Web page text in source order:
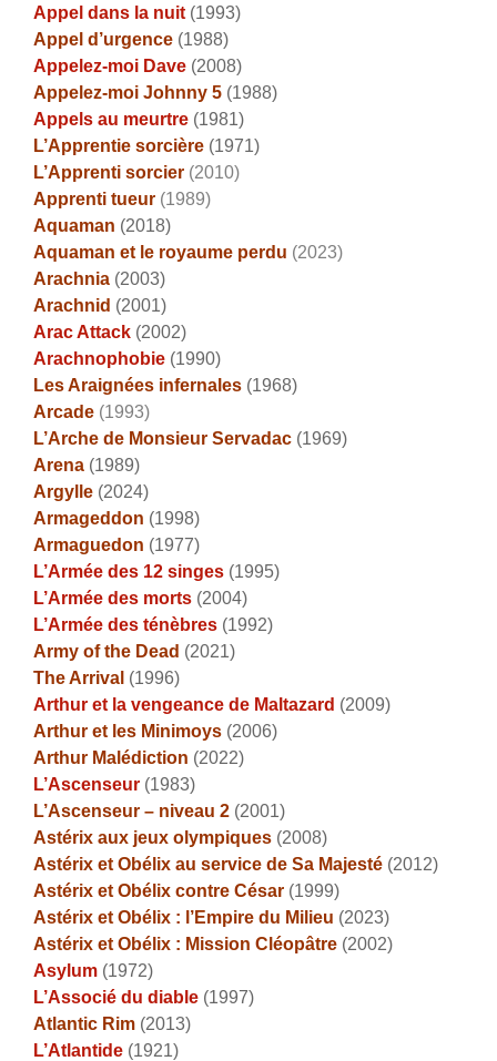
Appel dans la nuit (1993)
Appel d’urgence (1988)
Appelez-moi Dave (2008)
Appelez-moi Johnny 5 (1988)
Appels au meurtre (1981)
L’Apprentie sorcière (1971)
L’Apprenti sorcier (2010)
Apprenti tueur (1989)
Aquaman (2018)
Aquaman et le royaume perdu (2023)
Arachnia (2003)
Arachnid (2001)
Arac Attack (2002)
Arachnophobie (1990)
Les Araignées infernales (1968)
Arcade (1993)
L’Arche de Monsieur Servadac (1969)
Arena (1989)
Argylle (2024)
Armageddon (1998)
Armaguedon (1977)
L’Armée des 12 singes (1995)
L’Armée des morts (2004)
L’Armée des ténèbres (1992)
Army of the Dead (2021)
The Arrival (1996)
Arthur et la vengeance de Maltazard (2009)
Arthur et les Minimoys (2006)
Arthur Malédiction (2022)
L’Ascenseur (1983)
L’Ascenseur – niveau 2 (2001)
Astérix aux jeux olympiques (2008)
Astérix et Obélix au service de Sa Majesté (2012)
Astérix et Obélix contre César (1999)
Astérix et Obélix : l’Empire du Milieu (2023)
Astérix et Obélix : Mission Cléopâtre (2002)
Asylum (1972)
L’Associé du diable (1997)
Atlantic Rim (2013)
L’Atlantide (1921)